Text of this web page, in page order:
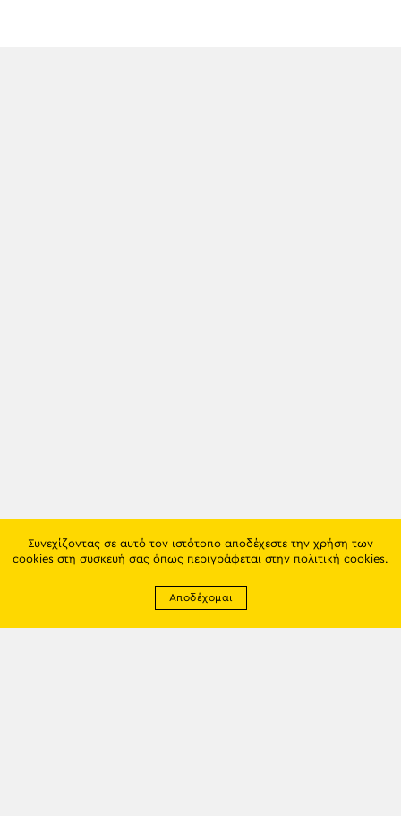
Συνεχίζοντας σε αυτό τον ιστότοπο αποδέχεστε την χρήση των
cookies στη συσκευή σας όπως περιγράφεται στην πολιτική cookies.
Αποδέχομαι